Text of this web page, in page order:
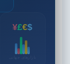
$
€
£
¥
بازارهای جهانی